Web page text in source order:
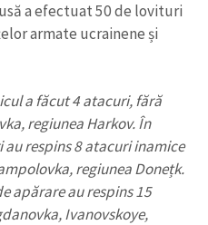
a efectuat 50 de lovituri
armate ucrainene și
a făcut 4 atacuri, fără
regiunea Harkov. În
respins 8 atacuri inamice
regiunea Donețk.
apărare au respins 15
Ivanovskoye,